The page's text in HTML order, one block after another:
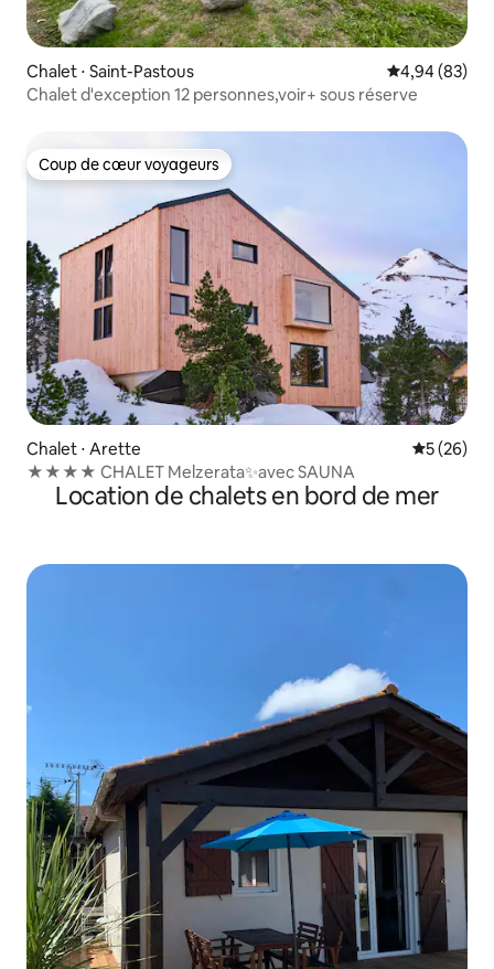
Chalet ⋅ Saint-Pastous Évaluation
4,94 (83)
Chalet d'exception 12 personnes,voir+ sous réserve
Coup de cœur voyageurs
Coup de cœur voyageurs
Chalet ⋅ Arette
5 (26)
★★★★ CHALET Melzerata✨avec SAUNA
Location de chalets en bord de mer